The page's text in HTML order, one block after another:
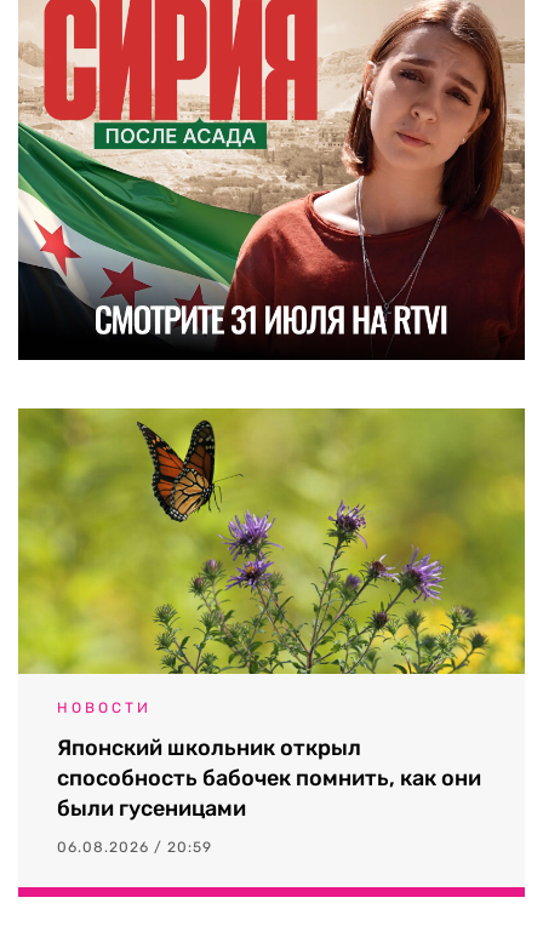
НОВОСТИ
Японский школьник открыл
способность бабочек помнить, как они
были гусеницами
06.08.2026 / 20:59